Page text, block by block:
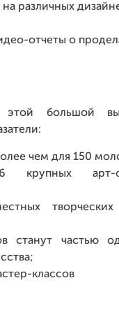
различных
отчеты о
этой большой
чем для 150
крупных арт-
станут частью
классов